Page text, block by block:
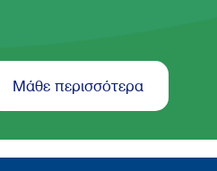
Μάθε περισσότερα